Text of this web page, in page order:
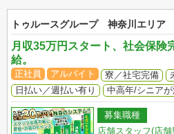
トゥルースグループ 神奈川エリア
月収35万円スタート、社会保険
給。
正社員 アルバイト 寮／社宅完備
日払い／週払い有り
中高年/シニア
募集職種
店舗スタッフ(店